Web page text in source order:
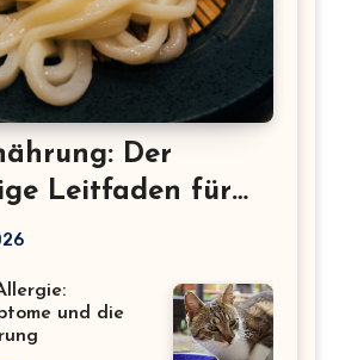
Der
Leitfaden für
Katze
und die